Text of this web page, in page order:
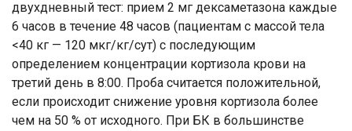
двухдневный тест: прием 2 мг дексаметазона каждые
6 часов в течение 48 часов (пациентам с массой тела
<40 кг — 120 мкг/кг/сут) с последующим
определением концентрации кортизола крови на
третий день в 8:00. Проба считается положительной,
если происходит снижение уровня кортизола более
чем на 50 % от исходного. При БК в большинстве